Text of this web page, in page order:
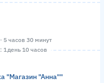
5 часов 30 минут
день 10 часов
"Магазин "Анна""